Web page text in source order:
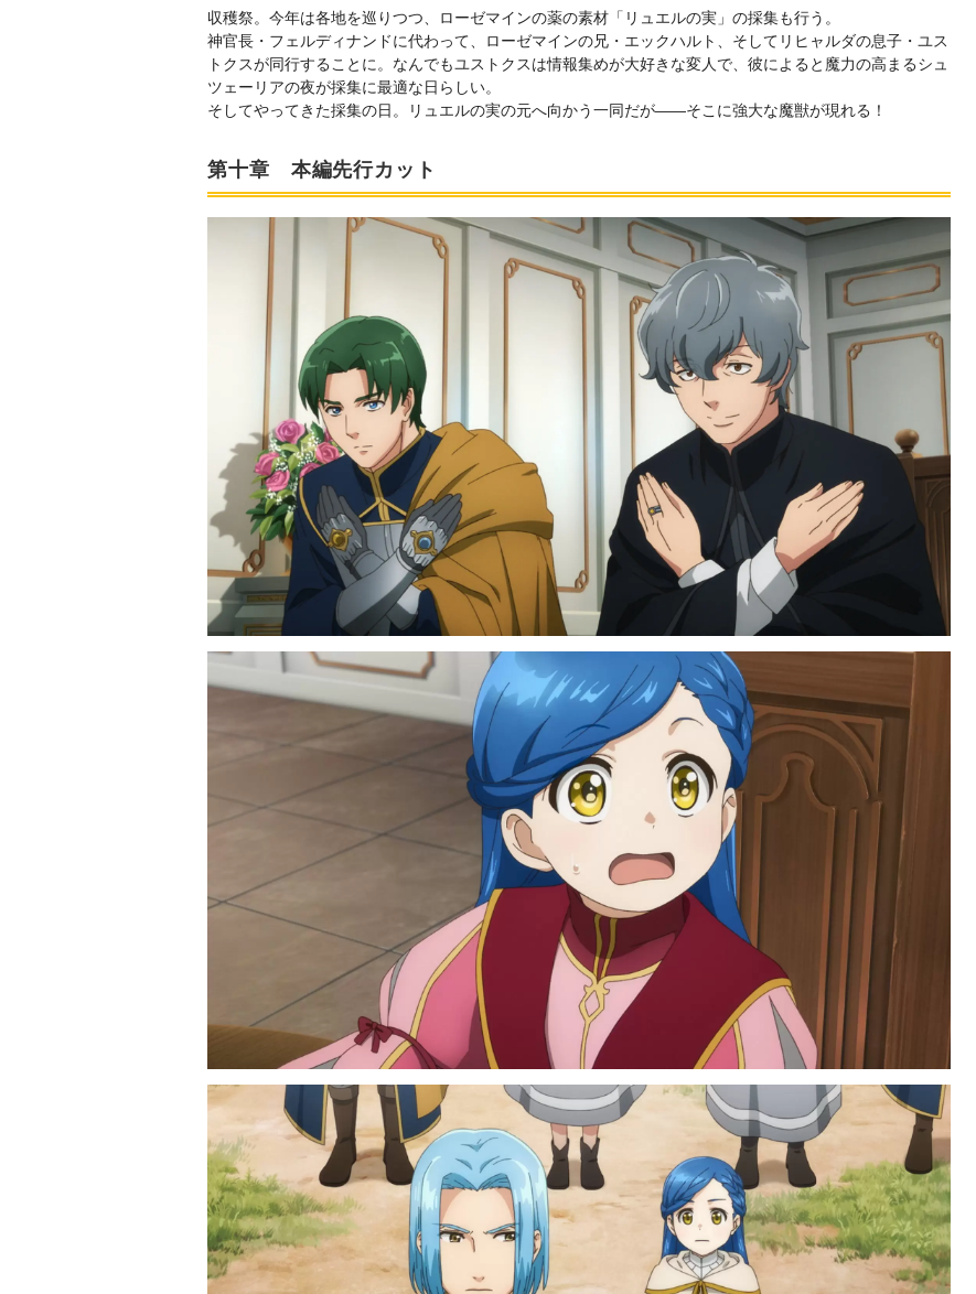
収穫祭。今年は各地を巡りつつ、ローゼマインの薬の素材「リュエルの実」の採集も行う。
神官長・フェルディナンドに代わって、ローゼマインの兄・エックハルト、そしてリヒャルダの息子・ユス
トクスが同行することに。なんでもユストクスは情報集めが大好きな変人で、彼によると魔力の高まるシュ
ツェーリアの夜が採集に最適な日らしい。
そしてやってきた採集の日。リュエルの実の元へ向かう一同だが――そこに強大な魔獣が現れる！
第十章 本編先行カット